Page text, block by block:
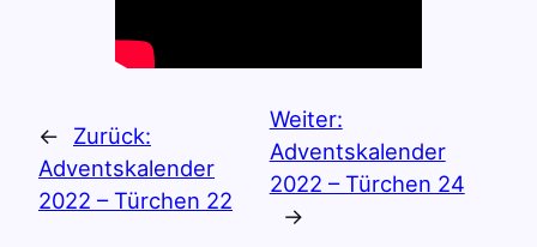
←
Zurück:
Adventskalender
2022 – Türchen 22
Weiter:
Adventskalender
2022 – Türchen 24
→